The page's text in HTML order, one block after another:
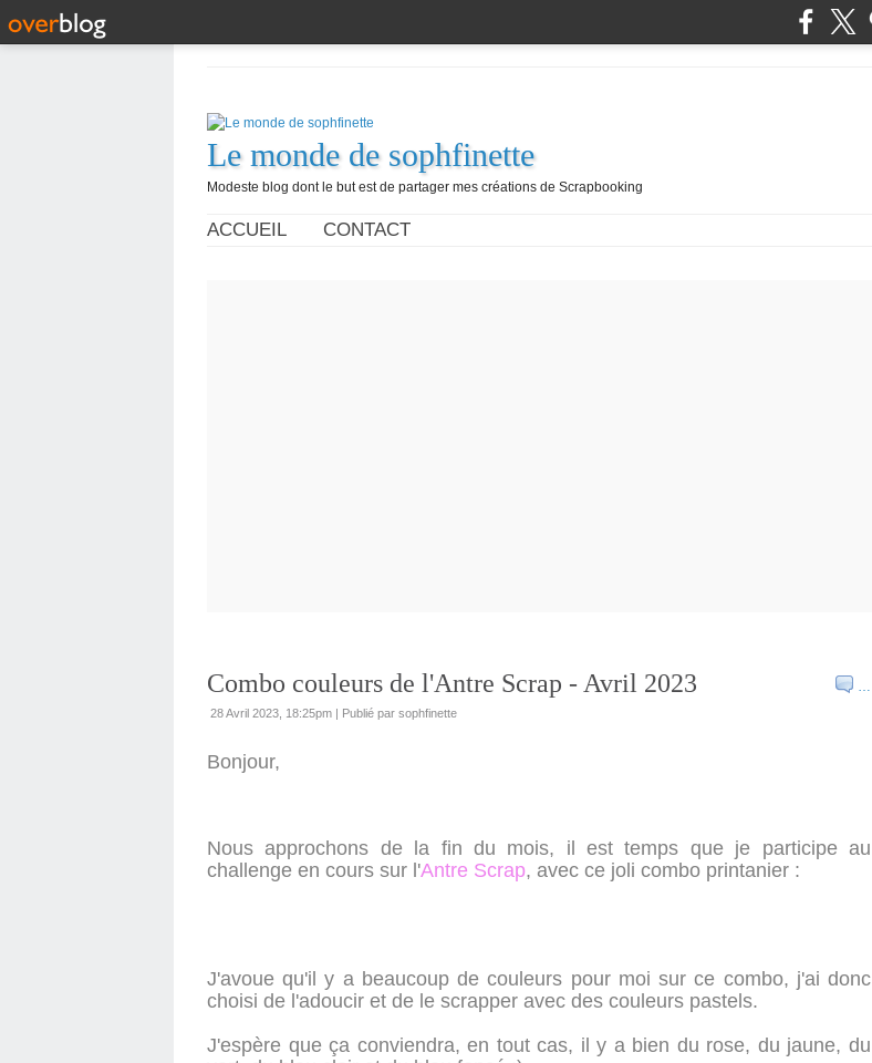
Le monde de sophfinette
Modeste blog dont le but est de partager mes créations de Scrapbooking
ACCUEIL CONTACT
…
Combo couleurs de l'Antre Scrap - Avril 2023
28 Avril 2023, 18:25pm | Publié par sophfinette
Bonjour,
Nous approchons de la fin du mois, il est temps que je participe au
challenge en cours sur l'Antre Scrap, avec ce joli combo printanier :
J'avoue qu'il y a beaucoup de couleurs pour moi sur ce combo, j'ai donc
choisi de l'adoucir et de le scrapper avec des couleurs pastels.
J'espère que ça conviendra, en tout cas, il y a bien du rose, du jaune, du